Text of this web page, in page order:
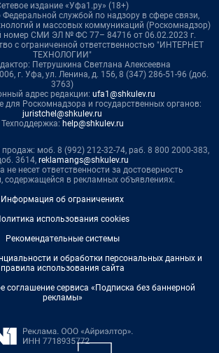
издание «Уфа1.ру» (18+)
Федеральной службой по надзору в сфере связи,
и массовых коммуникаций (Роскомнадзор)
номер СМИ ЭЛ № ФС 77– 84716 от 06.02.2023 г.
с ограниченной ответственностью "ИНТЕРНЕТ
ТЕХНОЛОГИИ"
Петрушкина Светлана Алексеевна
г. Уфа, ул. Ленина, д. 156, 8 (347) 286-51-96 (доб.
3763)
адрес редакции: ufa1@shkulev.ru
для Роскомнадзора и государственных органов:
juristchel@shkulev.ru
Техподдержка: help@shkulev.ru
моб. 8 (992) 212-32-74, раб. 8 800 2000-383,
3614, reklamangs@shkulev.ru
не несет ответственности за достоверность
содержащейся в рекламных объявлениях.
Информация об ограничениях
использования cookies
Рекомендательные системы
и обработки персональных данных и
правила использования сайта
соглашение сервиса «Подписка без баннерной
рекламы»